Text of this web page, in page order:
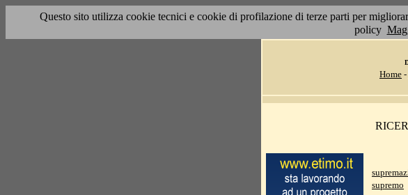
Questo sito utilizza cookie tecnici e cookie di profilazione di terze parti per
policy
Home -
supremo